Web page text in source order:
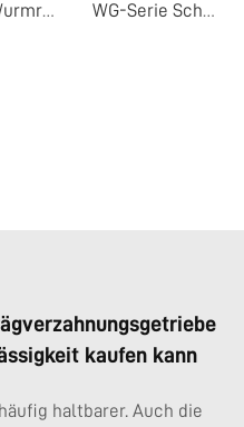
WMRV-Wurmrad-Reduzierer (einzigartiges Design) WG-Serie Schneckengetriebe
kaufen kann
haltbarer. Auch die